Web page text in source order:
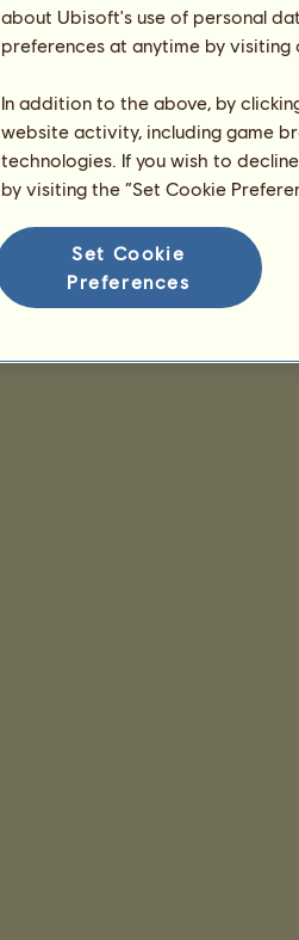
about Ubisoft's use of personal
preferences at anytime by
In addition to the above, by
website activity, including game
technologies. If you wish to
by visiting the “Set Cookie
Set Cookie
Preferences